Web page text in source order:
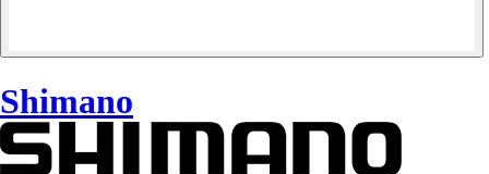
Shimano